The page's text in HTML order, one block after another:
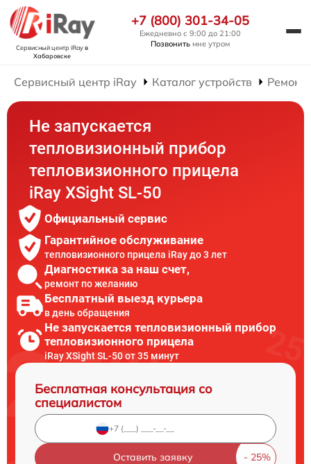
Сервисный центр iRayв
Хабаровске
+7 (800) 301-34-05
Ежедневно с 9:00 до 21:00
Позвонить мне утром
Сервисный центр iRay Каталог устройств Ремонт
Не запускается
тепловизионный прибор
тепловизионного прицела
iRay XSight SL-50
Официальный сервис
Гарантийное обслуживание
тепловизионного прицела iRay до 3 лет
Диагностика за наш счет,
ремонт по желанию
Бесплатный выезд курьера
в день обращения
Не запускается тепловизионный прибор
тепловизионного прицела
iRay XSight SL-50 от 35 минут
Бесплатная консультация со
специалистом
Оставить заявку